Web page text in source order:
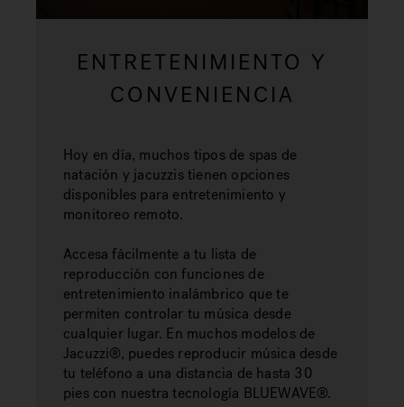
ENTRETENIMIENTO Y
CONVENIENCIA
Hoy en día, muchos tipos de spas de
natación y jacuzzis tienen opciones
disponibles para entretenimiento y
monitoreo remoto.
Accesa fácilmente a tu lista de
reproducción con funciones de
entretenimiento inalámbrico que te
permiten controlar tu música desde
cualquier lugar. En muchos modelos de
Jacuzzi®, puedes reproducir música desde
tu teléfono a una distancia de hasta 30
pies con nuestra tecnología BLUEWAVE®.